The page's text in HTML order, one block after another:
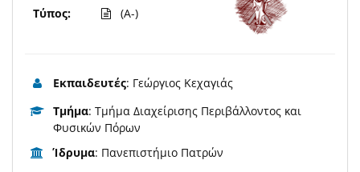
Τύπος:
(A-)
Εκπαιδευτές: Γεώργιος Κεχαγιάς
Τμήμα: Τμήμα Διαχείρισης Περιβάλλοντος και
Φυσικών Πόρων
Ίδρυμα: Πανεπιστήμιο Πατρών